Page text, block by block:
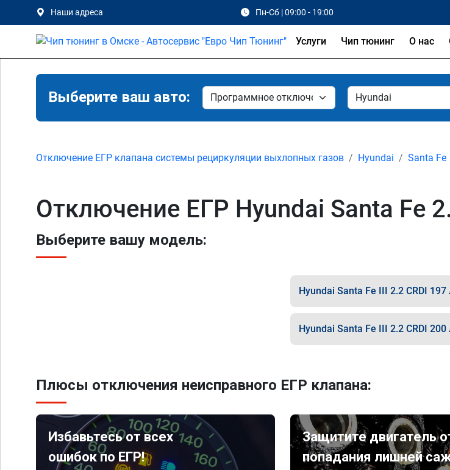
Наши адреса Пн-Сб | 09:00 - 19:00
Услуги Чип тюнинг О нас
Выберите ваш авто:
Отключение ЕГР клапана системы рециркуляции выхлопных газов Hyundai Santa Fe
Отключение ЕГР Hyundai Santa Fe
Выберите вашу модель:
Hyundai Santa Fe III 2.2 CRDI 197
Hyundai Santa Fe III 2.2 CRDI 200
Плюсы отключения неисправного ЕГР клапана:
Избавьтесь от всех
ошибок по ЕГР!
Защитите двигатель
попадания лишней